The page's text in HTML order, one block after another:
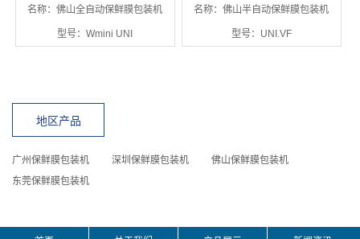
名称：佛山全自动保鲜膜包装机
型号：Wmini UNI
名称：佛山半自动保鲜膜包装机
型号：UNI.VF
地区产品
广州保鲜膜包装机 深圳保鲜膜包装机
佛山保鲜膜包装机
东莞保鲜膜包装机